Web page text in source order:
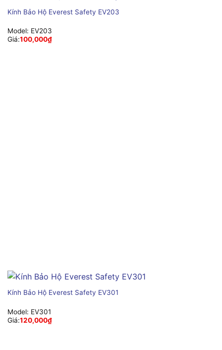
Kính Bảo Hộ Everest Safety EV203
Model: EV203
Giá:100,000₫
Kính Bảo Hộ Everest Safety EV301
Model: EV301
Giá:120,000₫